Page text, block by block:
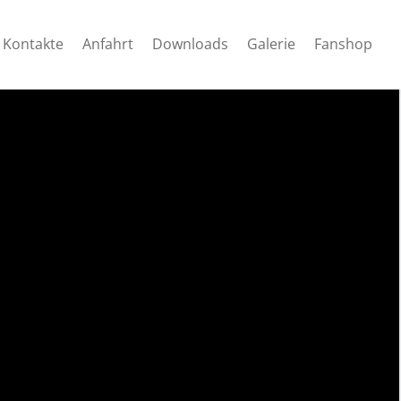
Kontakte Anfahrt Downloads Galerie Fanshop